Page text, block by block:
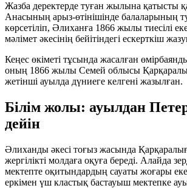
Жазба деректерде туған жылына қатысты
Анасының арыз-өтінішінде балаларының
көрсетіліп, Әлиханға 1866 жылы тиесілі
мәлімет әкесінің бейітіндегі ескерткіш
Кеңес өкіметі тұсында жасалған
оның 1866 жылы Семей облысы
жетінші ауылда дүниеге келгені жазылған.
Білім жолы: ауылдан
дейін
Әлиханды әкесі тоғыз жасында
жергілікті молдаға оқуға береді. Алайда
мектепте оқитындардың сауаты жоғары
еркімен үш кластық бастауыш мектепке